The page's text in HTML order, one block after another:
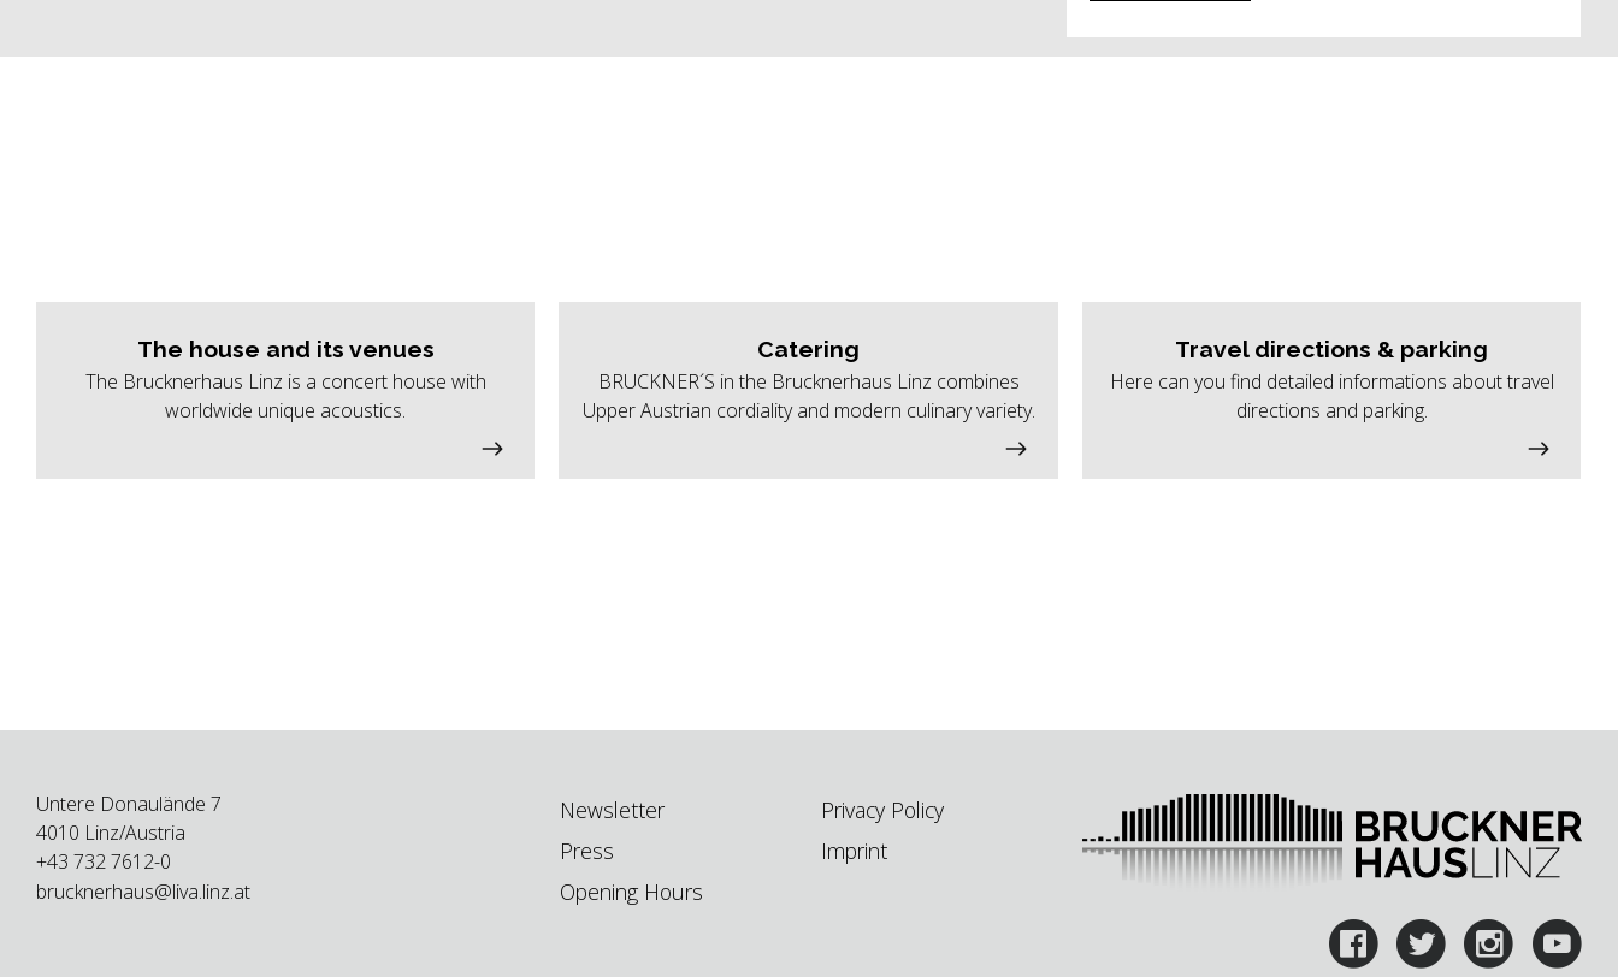
The house and its venues
The Brucknerhaus Linz is a concert house with
worldwide unique acoustics.
Catering
BRUCKNER´S in the Brucknerhaus Linz combines
Upper Austrian cordiality and modern culinary variety.
Travel directions & parking
Here can you find detailed informations about travel
directions and parking.
Untere Donaulände 7
4010 Linz/Austria
+43 732 7612-0
brucknerhaus@liva.linz.at
Newsletter
Press
Opening Hours
Privacy Policy
Imprint